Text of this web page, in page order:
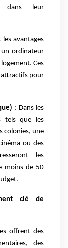
dans leur
les avantages
ordinateur
Ces
attractifs pour
: Dans les
tels que les
colonies, une
ou des
les
moins de 50
clé de
offrent des
des